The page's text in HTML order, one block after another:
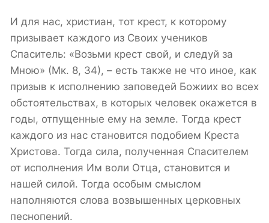
И для нас, христиан, тот крест, к которому
призывает каждого из Своих учеников
Спаситель: «Возьми крест свой, и следуй за
Мною» (Мк. 8, 34), – есть также не что иное, как
призыв к исполнению заповедей Божиих во всех
обстоятельствах, в которых человек окажется в
годы, отпущенные ему на земле. Тогда крест
каждого из нас становится подобием Креста
Христова. Тогда сила, полученная Спасителем
от исполнения Им воли Отца, становится и
нашей силой. Тогда особым смыслом
наполняются слова возвышенных церковных
песнопений.